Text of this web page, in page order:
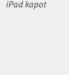
iPad kapot